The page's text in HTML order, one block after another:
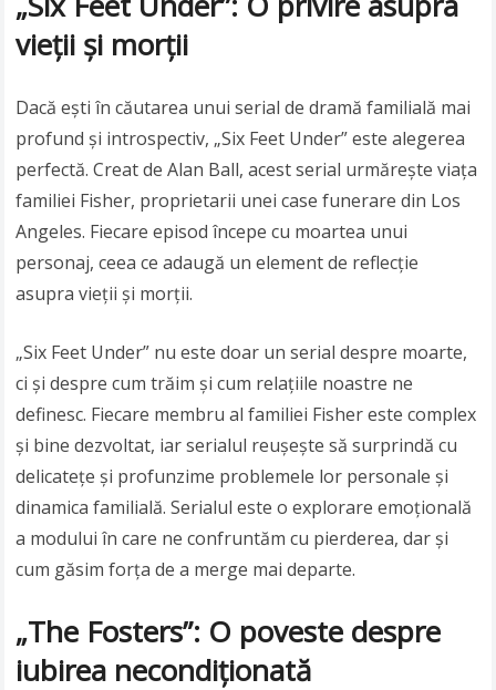
vieții și morții
Dacă ești în căutarea unui serial de dramă familială mai
profund și introspectiv, „Six Feet Under” este alegerea
perfectă. Creat de Alan Ball, acest serial urmărește viața
familiei Fisher, proprietarii unei case funerare din Los
Angeles. Fiecare episod începe cu moartea unui
personaj, ceea ce adaugă un element de reflecție
asupra vieții și morții.
„Six Feet Under” nu este doar un serial despre moarte,
ci și despre cum trăim și cum relațiile noastre ne
definesc. Fiecare membru al familiei Fisher este complex
și bine dezvoltat, iar serialul reușește să surprindă cu
delicatețe și profunzime problemele lor personale și
dinamica familială. Serialul este o explorare emoțională
a modului în care ne confruntăm cu pierderea, dar și
cum găsim forța de a merge mai departe.
„The Fosters”: O poveste despre
iubirea necondiționată